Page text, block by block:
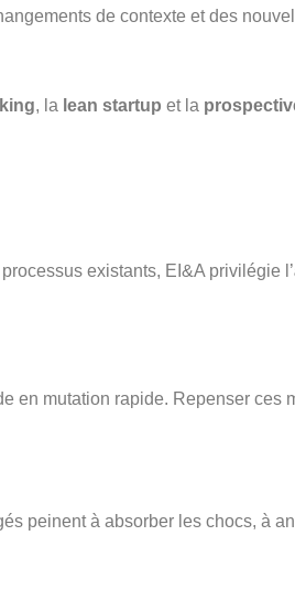
de contexte et des
, la lean startup et la
existants, EI&A privilégie l’
en mutation rapide. Repenser ces
peinent à absorber les chocs, à